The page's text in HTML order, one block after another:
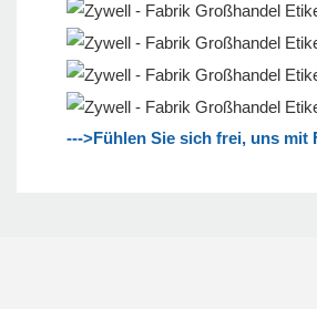
--->Fühlen Sie sich frei, uns mit